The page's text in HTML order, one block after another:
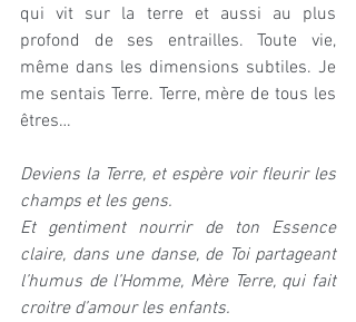
qui vit sur la terre et aussi au plus
profond de ses entrailles. Toute vie,
même dans les dimensions subtiles. Je
me sentais Terre. Terre, mère de tous les
êtres…
Deviens la Terre, et espère voir fleurir les
champs et les gens.
Et gentiment nourrir de ton Essence
claire, dans une danse, de Toi partageant
l’humus de l’Homme, Mère Terre, qui fait
croitre d’amour les enfants.